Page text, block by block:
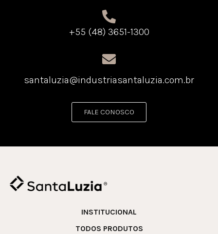
+55 (48) 3651-1300
santaluzia@industriasantaluzia.com.br
FALE CONOSCO
INSTITUCIONAL
TODOS PRODUTOS